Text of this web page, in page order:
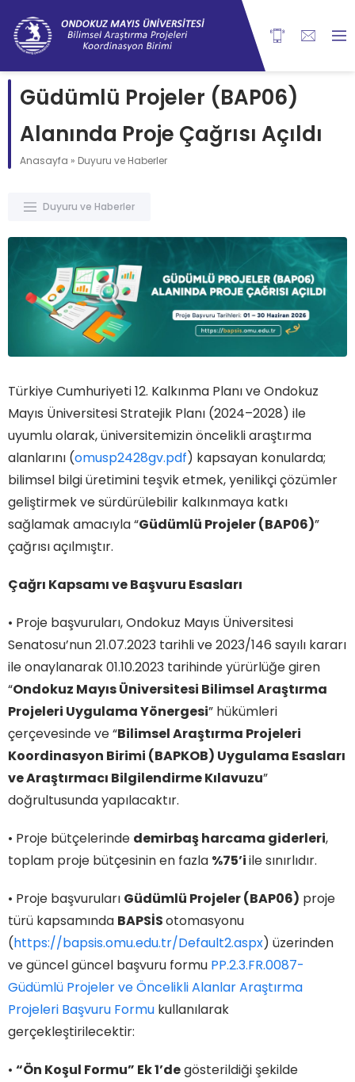
Güdümlü Projeler (BAP06)
Alanında Proje Çağrısı Açıldı
Anasayfa » Duyuru ve Haberler
Duyuru ve Haberler
Türkiye Cumhuriyeti 12. Kalkınma Planı ve Ondokuz
Mayıs Üniversitesi Stratejik Planı (2024–2028) ile
uyumlu olarak, üniversitemizin öncelikli araştırma
alanlarını (omusp2428gv.pdf) kapsayan konularda;
bilimsel bilgi üretimini teşvik etmek, yenilikçi çözümler
geliştirmek ve sürdürülebilir kalkınmaya katkı
sağlamak amacıyla “Güdümlü Projeler (BAP06)”
çağrısı açılmıştır.
Çağrı Kapsamı ve Başvuru Esasları
• Proje başvuruları, Ondokuz Mayıs Üniversitesi
Senatosu’nun 21.07.2023 tarihli ve 2023/146 sayılı kararı
ile onaylanarak 01.10.2023 tarihinde yürürlüğe giren
“Ondokuz Mayıs Üniversitesi Bilimsel Araştırma
Projeleri Uygulama Yönergesi” hükümleri
çerçevesinde ve “Bilimsel Araştırma Projeleri
Koordinasyon Birimi (BAPKOB) Uygulama Esasları
ve Araştırmacı Bilgilendirme Kılavuzu”
doğrultusunda yapılacaktır.
• Proje bütçelerinde demirbaş harcama giderleri,
toplam proje bütçesinin en fazla %75’iile sınırlıdır.
• Proje başvuruları Güdümlü Projeler (BAP06) proje
türü kapsamında BAPSİSotomasyonu
(https://bapsis.omu.edu.tr/Default2.aspx) üzerinden
ve güncel güncel başvuru formu PP.2.3.FR.0087-
Güdümlü Projeler ve Öncelikli Alanlar Araştırma
Projeleri Başvuru Formu kullanılarak
gerçekleştirilecektir:
• “Ön Koşul Formu” Ek 1’degösterildiği şekilde